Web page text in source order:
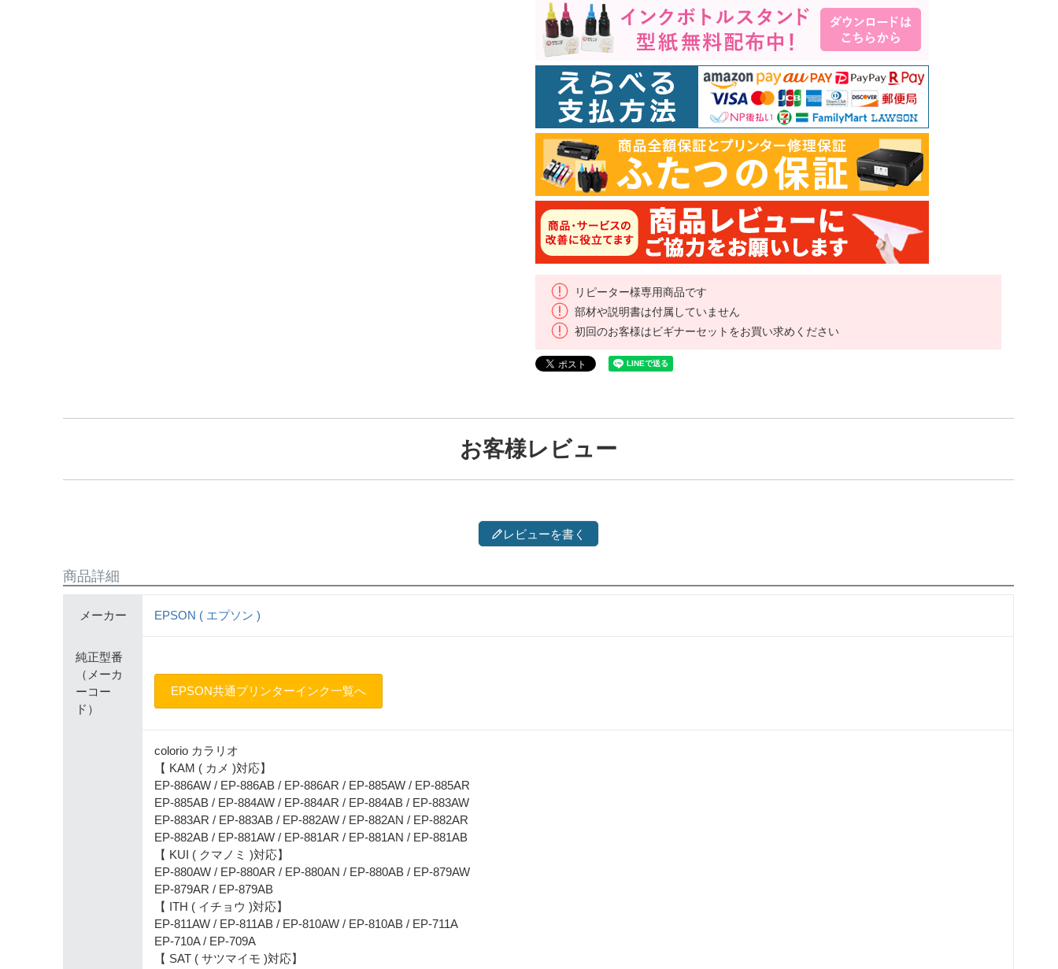
リピーター様専用商品です
部材や説明書は付属していません
初回のお客様はビギナーセットをお買い求めください
お客様レビュー
レビューを書く
商品詳細
メーカー EPSON ( エプソン )
純正型番
（メーカ
ーコー
ド）
EPSON共通プリンターインク一覧へ
colorio カラリオ
【 KAM ( カメ )対応】
EP-886AW / EP-886AB / EP-886AR / EP-885AW / EP-885AR
EP-885AB / EP-884AW / EP-884AR / EP-884AB / EP-883AW
EP-883AR / EP-883AB / EP-882AW / EP-882AN / EP-882AR
EP-882AB / EP-881AW / EP-881AR / EP-881AN / EP-881AB
【 KUI ( クマノミ )対応】
EP-880AW / EP-880AR / EP-880AN / EP-880AB / EP-879AW
EP-879AR / EP-879AB
【 ITH ( イチョウ )対応】
EP-811AW / EP-811AB / EP-810AW / EP-810AB / EP-711A
EP-710A / EP-709A
【 SAT ( サツマイモ )対応】